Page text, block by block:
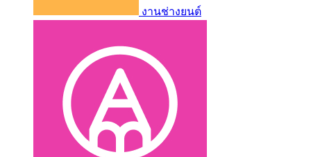
งานช่างยนต์